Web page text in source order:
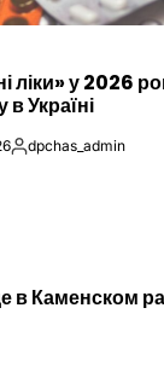
ліки» у 2026
Україні
Опубліковано
dpchas_admin
в Каменском